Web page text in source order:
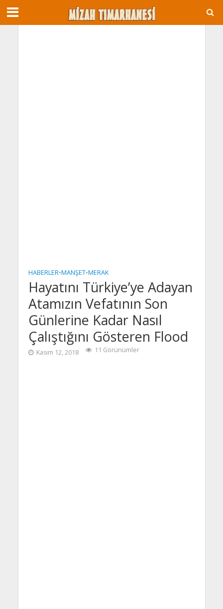
HABERLER•MANŞET•MERAK
Hayatını Türkiye’ye Adayan
Atamızın Vefatının Son
Günlerine Kadar Nasıl
Çalıştığını Gösteren Flood
Kasım 12, 2018 11 Görünümler